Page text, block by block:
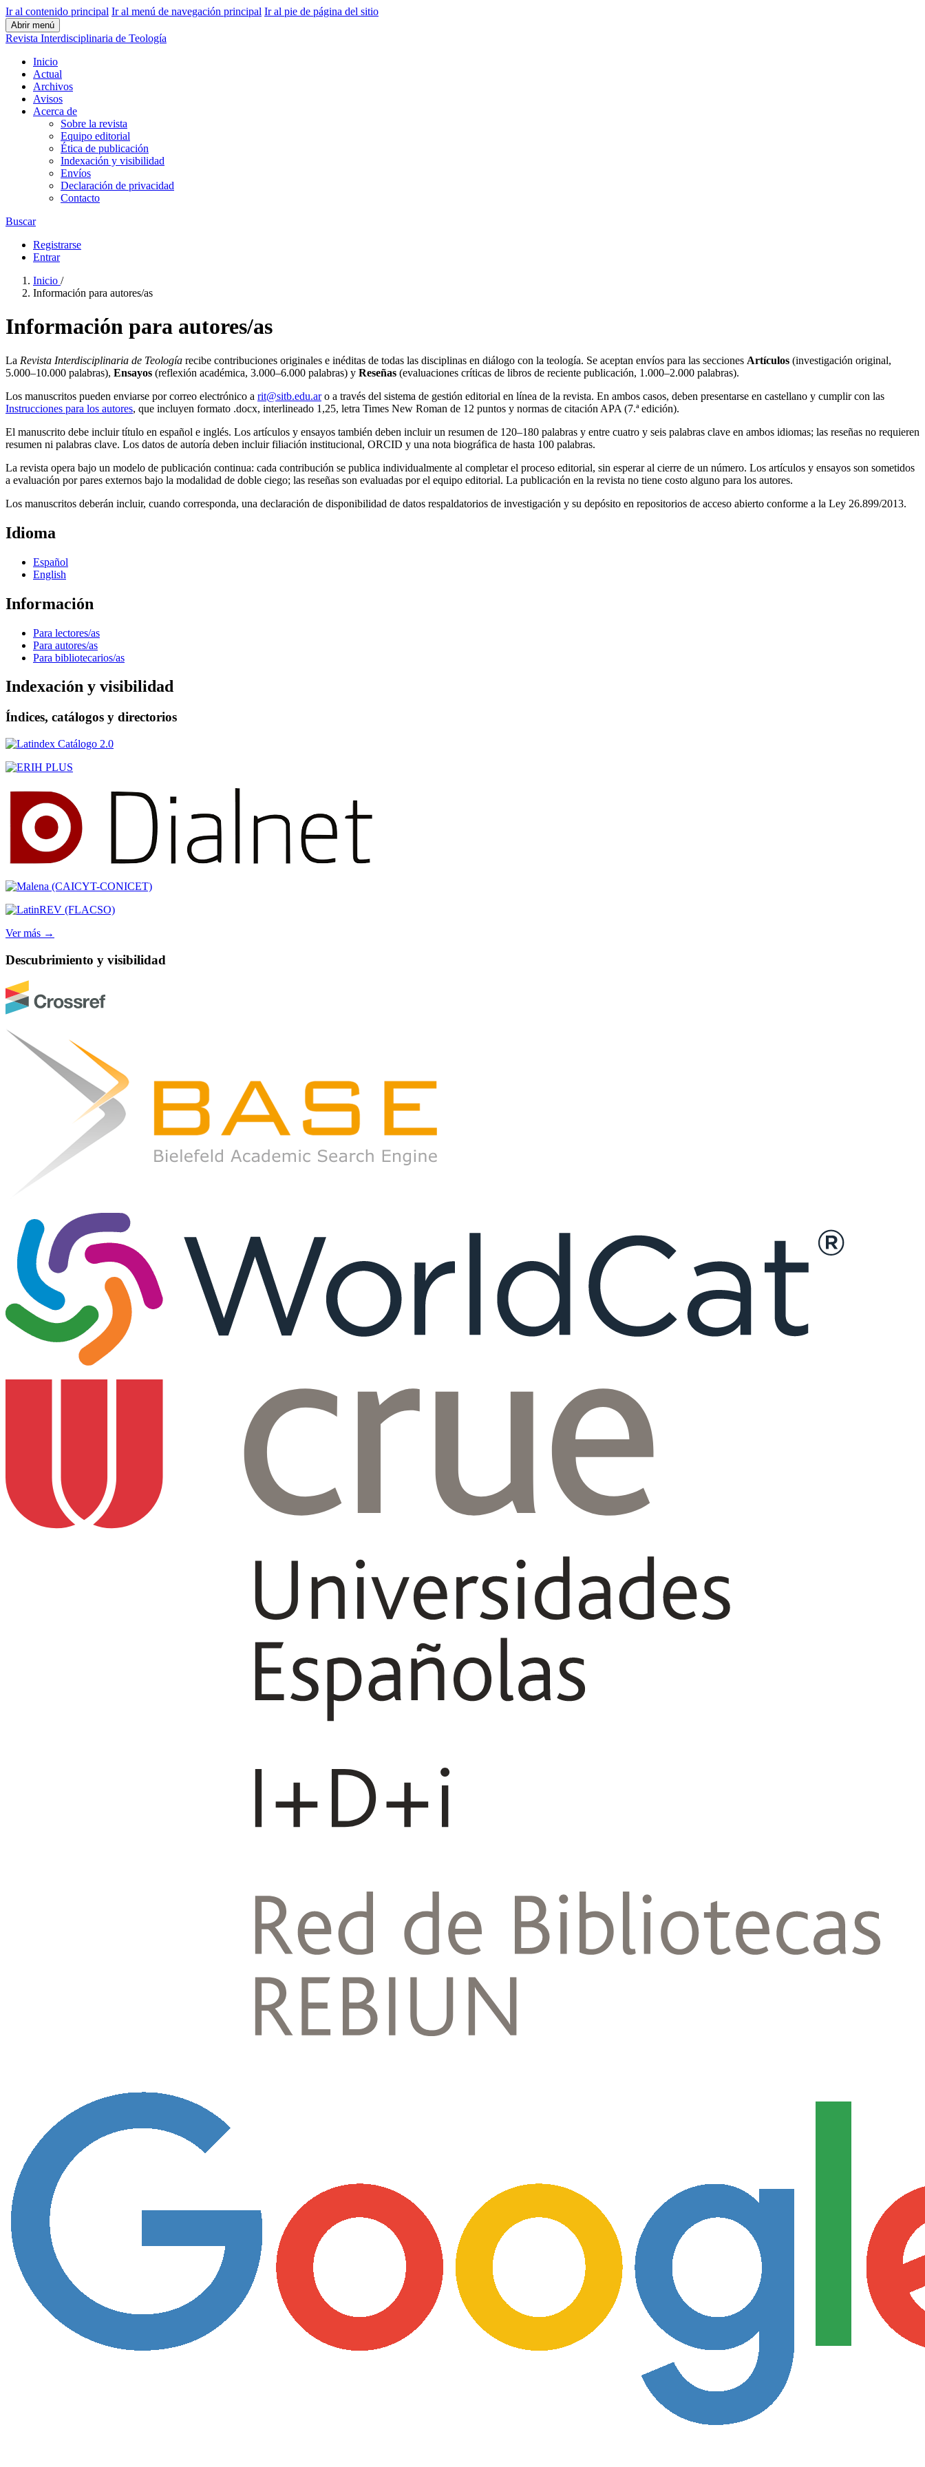
Ir al contenido principal Ir al menú de navegación principal Ir al pie de página del sitio
Abrir menú
Revista Interdisciplinaria de Teología
Inicio
Actual
Archivos
Avisos
Acerca de
Sobre la revista
Equipo editorial
Ética de publicación
Indexación y visibilidad
Envíos
Declaración de privacidad
Contacto
Buscar
Registrarse
Entrar
Inicio /
Información para autores/as
Información para autores/as
La Revista Interdisciplinaria de Teología recibe contribuciones originales e inéditas de todas las disciplinas en diálogo con la teología. Se aceptan envíos para las secciones Artículos (investigación original,
5.000–10.000 palabras), Ensayos (reflexión académica, 3.000–6.000 palabras) y Reseñas (evaluaciones críticas de libros de reciente publicación, 1.000–2.000 palabras).
Los manuscritos pueden enviarse por correo electrónico a rit@sitb.edu.aro a través del sistema de gestión editorial en línea de la revista. En ambos casos, deben presentarse en castellano y cumplir con las
Instrucciones para los autores, que incluyen formato .docx, interlineado 1,25, letra Times New Roman de 12 puntos y normas de citación APA (7.ª edición).
El manuscrito debe incluir título en español e inglés. Los artículos y ensayos también deben incluir un resumen de 120–180 palabras y entre cuatro y seis palabras clave en ambos idiomas; las reseñas no requieren
resumen ni palabras clave. Los datos de autoría deben incluir filiación institucional, ORCID y una nota biográfica de hasta 100 palabras.
La revista opera bajo un modelo de publicación continua: cada contribución se publica individualmente al completar el proceso editorial, sin esperar al cierre de un número. Los artículos y ensayos son sometidos
a evaluación por pares externos bajo la modalidad de doble ciego; las reseñas son evaluadas por el equipo editorial. La publicación en la revista no tiene costo alguno para los autores.
Los manuscritos deberán incluir, cuando corresponda, una declaración de disponibilidad de datos respaldatorios de investigación y su depósito en repositorios de acceso abierto conforme a la Ley 26.899/2013.
Idioma
Español
English
Información
Para lectores/as
Para autores/as
Para bibliotecarios/as
Indexación y visibilidad
Índices, catálogos y directorios
Ver más →
Descubrimiento y visibilidad